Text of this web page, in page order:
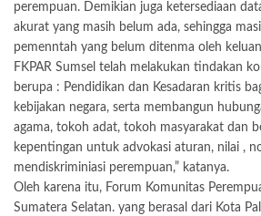
perempuan. Demikian juga ketersediaan
akurat yang masih belum ada, sehingga
pemenntah yang belum ditenma oleh
FKPAR Sumsel telah melakukan tindakan
berupa : Pendidikan dan Kesadaran kritis
kebijakan negara, serta membangun
agama, tokoh adat, tokoh masyarakat dan
kepentingan untuk advokasi aturan, nilai ,
mendiskriminiasi perempuan,” katanya.
Oleh karena itu, Forum Komunitas
Sumatera Selatan. yang berasal dari Kota